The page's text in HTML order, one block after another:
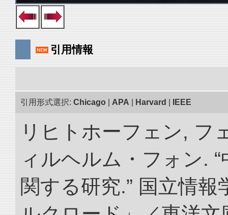
引用情報
引用形式選択: Chicago APA Harvard IEEE
リヒトホーフェン, フ
ィルヘルム・フォン.
関する研究.” 国立情